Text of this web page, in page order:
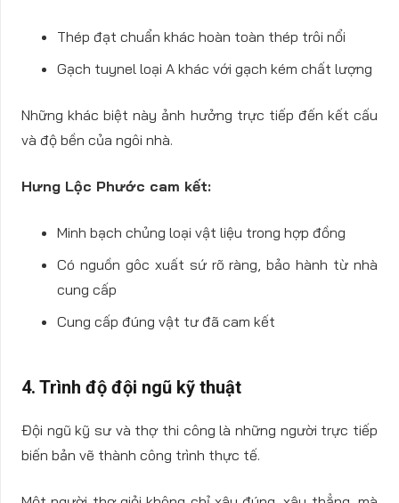
Thép đạt chuẩn khác hoàn toàn thép trôi nổi
Gạch tuynel loại A khác với gạch kém chất lượng
Những khác biệt này ảnh hưởng trực tiếp đến kết cấu
và độ bền của ngôi nhà.
Hưng Lộc Phước cam kết:
Minh bạch chủng loại vật liệu trong hợp đồng
Có nguồn gôc xuất sứ rõ ràng, bảo hành từ nhà
cung cấp
Cung cấp đúng vật tư đã cam kết
4. Trình độ đội ngũ kỹ thuật
Đội ngũ kỹ sư và thợ thi công là những người trực tiếp
biến bản vẽ thành công trình thực tế.